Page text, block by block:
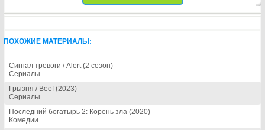
ПОХОЖИЕ МАТЕРИАЛЫ:
Сигнал тревоги / Alert (2 сезон)
Сериалы
Грызня / Beef (2023)
Сериалы
Последний богатырь 2: Корень зла (2020)
Комедии